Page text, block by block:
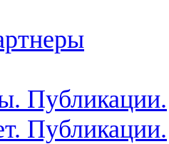
Публикации.
Публикации.